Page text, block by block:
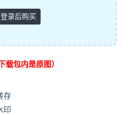
登录后购买
载包内是原图）
存
印